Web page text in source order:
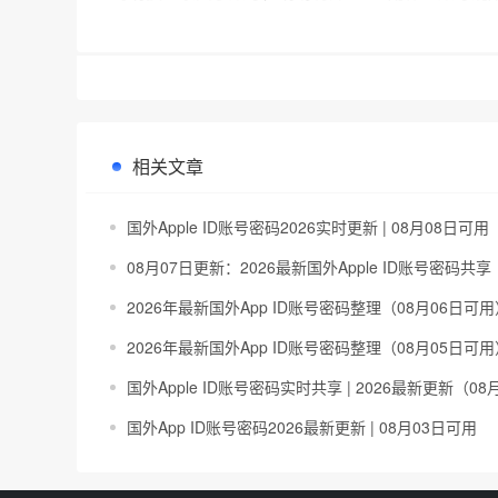
相关文章
国外Apple ID账号密码2026实时更新 | 08月08日可用
08月07日更新：2026最新国外Apple ID账号密码共享
2026年最新国外App ID账号密码整理（08月06日可用
2026年最新国外App ID账号密码整理（08月05日可用
国外Apple ID账号密码实时共享 | 2026最新更新（08
国外App ID账号密码2026最新更新 | 08月03日可用